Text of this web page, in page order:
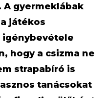
A gyermeklábak
játékos
hogy a csizma ne
strapabíró is
tanácsokat